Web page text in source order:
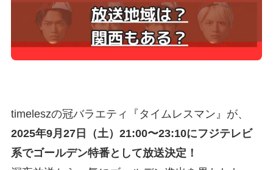
timeleszの冠バラエティ『タイムレスマン』が、
2025年9月27日（土）21:00〜23:10にフジテレビ
系でゴールデン特番として放送決定！